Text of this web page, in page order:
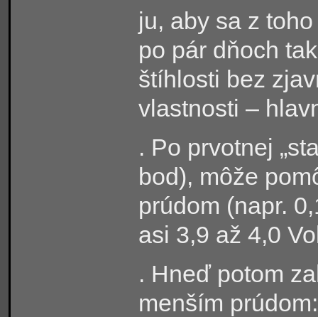
ju, aby sa z
po pár dňoch
štíhlosti bez
vlastnosti –
. Po prvotnej
bod), môže
prúdom (napr.
asi 3,9 až 4,0
. Hneď potom
menším